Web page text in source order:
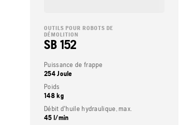
OUTILS POUR ROBOTS DE
DÉMOLITION
SB 152
Puissance de frappe
254 Joule
Poids
148 kg
Débit d'huile hydraulique, max.
45 l/min